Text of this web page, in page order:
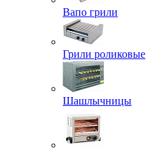
Вапо грили
Грили роликовые
Шашлычницы